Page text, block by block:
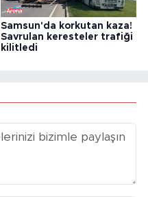
Samsun'da korkutan kaza!
Savrulan keresteler trafiği
kilitledi